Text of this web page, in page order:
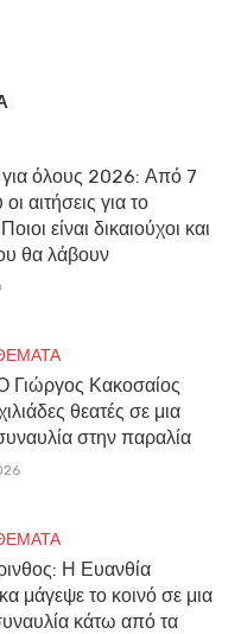
για όλους 2026: Από 7
αιτήσεις για το
είναι δικαιούχοι και
θα λάβουν
Γιώργος Κακοσαίος
θεατές σε μια
στην παραλία
Η Ευανθία
μάγεψε το κοινό σε μια
κάτω από τα